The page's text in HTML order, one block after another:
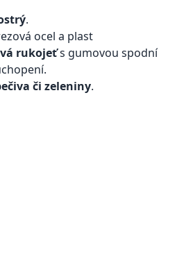
.
ocel a plast
rukojeťs gumovou spodní
či zeleniny.